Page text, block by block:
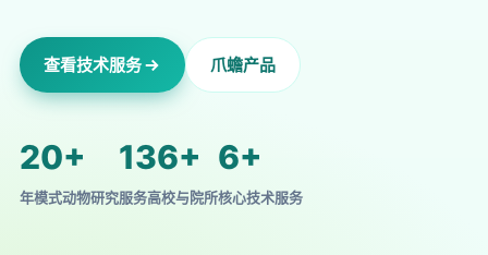
查看技术服务 爪蟾产品
20+
年模式动物研究
136+
服务高校与院所
6+
核心技术服务